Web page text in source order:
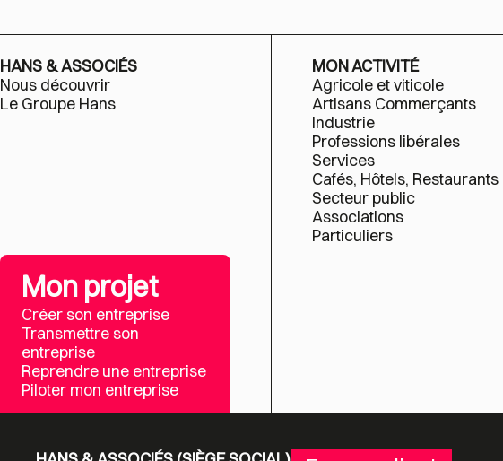
HANS & ASSOCIÉS
Nous découvrir
Le Groupe Hans
Mon projet
Créer son entreprise
Transmettre son
entreprise
Reprendre une entreprise
Piloter mon entreprise
MON ACTIVITÉ
Agricole et viticole
Artisans Commerçants
Industrie
Professions libérales
Services
Cafés, Hôtels, Restaurants
Secteur public
Associations
Particuliers